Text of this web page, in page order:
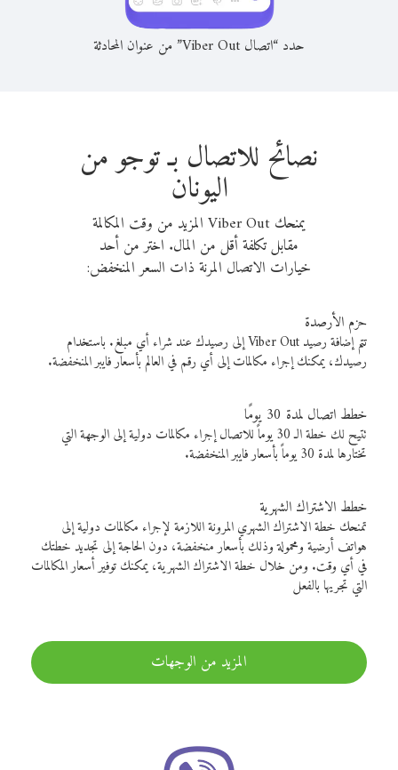
حدد “اتصال Viber Out” من عنوان المحادثة
نصائح للاتصال بـ توجو من
اليونان
يمنحك Viber Out المزيد من وقت المكالمة
مقابل تكلفة أقل من المال. اختر من أحد
خيارات الاتصال المرنة ذات السعر المنخفض:
حزم الأرصدة
تتم إضافة رصيد Viber Out إلى رصيدك عند شراء أي مبلغ. باستخدام
رصيدك، يمكنك إجراء مكالمات إلى أي رقم في العالم بأسعار فايبر المنخفضة.
خطط اتصال لمدة 30 يومًا
تتيح لك خطة الـ 30 يوماً للاتصال إجراء مكالمات دولية إلى الوجهة التي
تختارها لمدة 30 يوماً بأسعار فايبر المنخفضة.
خطط الاشتراك الشهرية
تمنحك خطة الاشتراك الشهري المرونة اللازمة لإجراء مكالمات دولية إلى
هواتف أرضية ومحمولة وذلك بأسعار منخفضة، دون الحاجة إلى تجديد خطتك
في أي وقت. ومن خلال خطة الاشتراك الشهرية، يمكنك توفير أسعار المكالمات
التي تجريها بالفعل
المزيد من الوجهات